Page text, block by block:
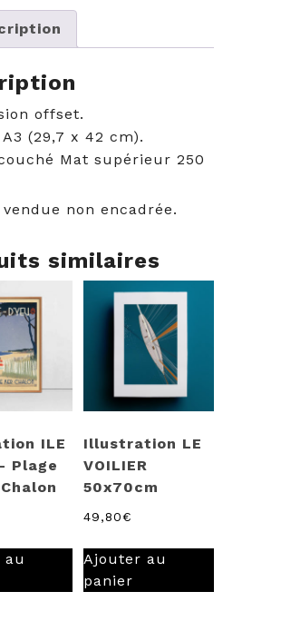
offset.
(29,7 x 42 cm).
Mat supérieur 250
non encadrée.
similaires
ILE
Plage
au
Illustration LE
VOILIER
50x70cm
49,80€
Ajouter au
panier